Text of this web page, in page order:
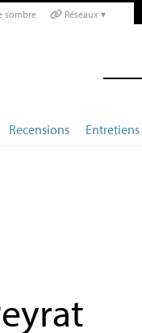
sombre Réseaux ▾
Recensions Entretiens